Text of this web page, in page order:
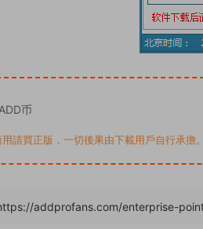
ADD币
請買正版，一切後果由下載用戶自行承
addprofans.com/enterprise-